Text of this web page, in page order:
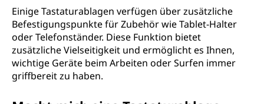
Einige Tastaturablagen verfügen über zusätzliche
Befestigungspunkte für Zubehör wie Tablet-Halter
oder Telefonständer. Diese Funktion bietet
zusätzliche Vielseitigkeit und ermöglicht es Ihnen,
wichtige Geräte beim Arbeiten oder Surfen immer
griffbereit zu haben.